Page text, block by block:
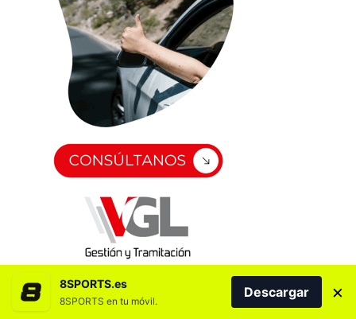
8SPORTS.es
8SPORTS en tu móvil.
Descargar ×